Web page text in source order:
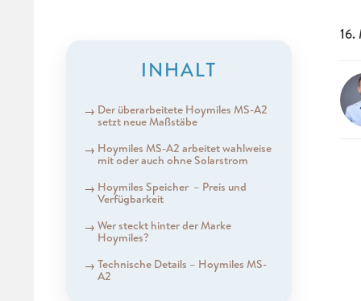
INHALT
Der überarbeitete Hoymiles MS-A2
setzt neue Maßstäbe
Hoymiles MS-A2 arbeitet wahlweise
mit oder auch ohne Solarstrom
Hoymiles Speicher – Preis und
Verfügbarkeit
Wer steckt hinter der Marke
Hoymiles?
Technische Details – Hoymiles MS-
A2
16.